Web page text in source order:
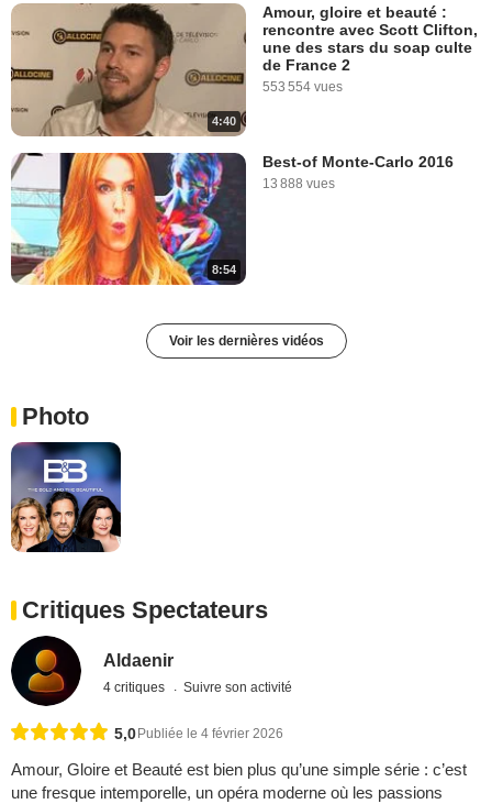
4:40
Amour, gloire et beauté :
rencontre avec Scott Clifton,
une des stars du soap culte
de France 2
553 554 vues
8:54
Best-of Monte-Carlo 2016
13 888 vues
Voir les dernières vidéos
Photo
Critiques Spectateurs
Aldaenir
4 critiques Suivre son activité
5,0 Publiée le 4 février 2026
Amour, Gloire et Beauté est bien plus qu’une simple série : c’est
une fresque intemporelle, un opéra moderne où les passions